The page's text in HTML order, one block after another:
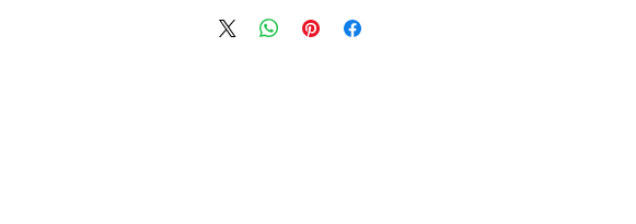
האשפה על מנת לשמור על סכיני המגרסה.